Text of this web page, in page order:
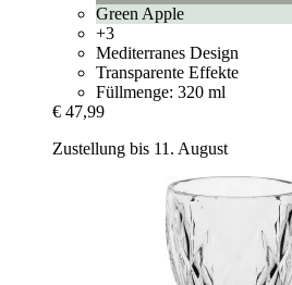
Green Apple
+3
Mediterranes Design
Transparente Effekte
Füllmenge: 320 ml
€ 47,99
Zustellung bis 11. August